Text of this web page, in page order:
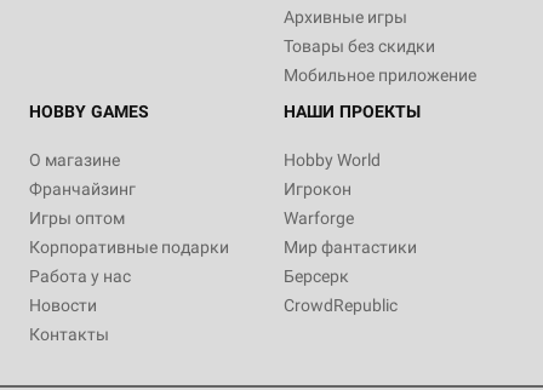
Архивные игры
Товары без скидки
Мобильное приложение
HOBBY GAMES
О магазине
Франчайзинг
Игры оптом
Корпоративные подарки
Работа у нас
Новости
Контакты
НАШИ ПРОЕКТЫ
Hobby World
Игрокон
Warforge
Мир фантастики
Берсерк
CrowdRepublic